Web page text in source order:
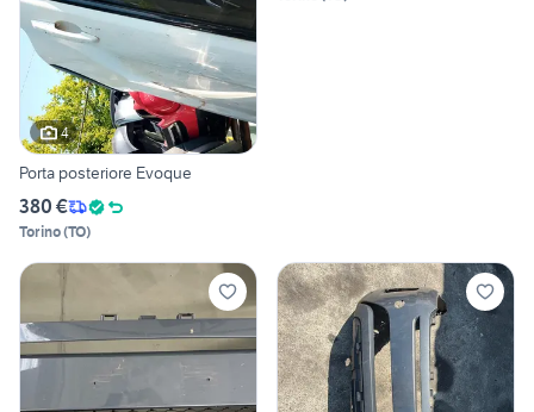
4
Porta posteriore Evoque
380 €
Torino(TO)